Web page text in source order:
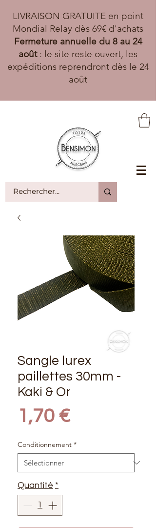
LIVRAISON GRATUITE en point
Mondial Relay dès 69€ d'achats
Fermeture annuelle du 8 au 24
août: le site reste ouvert, les
expéditions reprendront dès le 24
août
Sangle lurex
paillettes 30mm -
Kaki & Or
1,70 €Prix
Conditionnement *
Quantité *